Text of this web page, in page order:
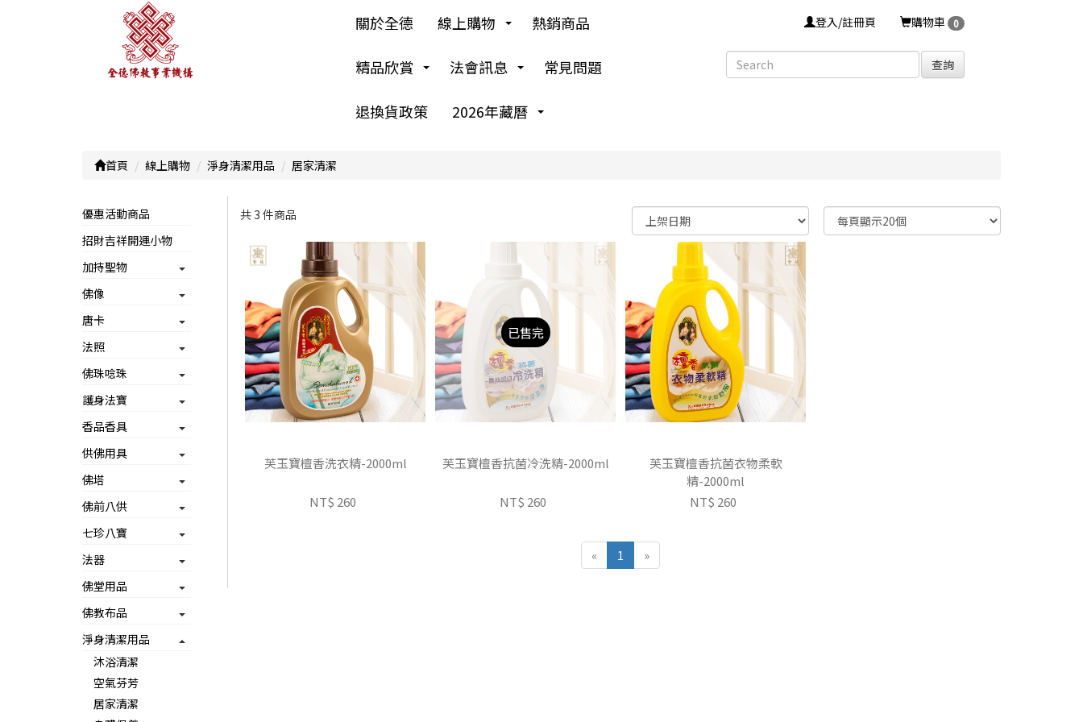
關於全德 線上購物 熱銷商品
精品欣賞 法會訊息 常見問題
退換貨政策 2026年藏曆
登入/註冊頁 購物車 0
查詢
首頁 線上購物 淨身清潔用品 居家清潔
優惠活動商品
招財吉祥開運小物
加持聖物
佛像
唐卡
法照
佛珠唸珠
護身法寶
香品香具
供佛用具
佛塔
佛前八供
七珍八寶
法器
佛堂用品
佛教布品
淨身清潔用品
沐浴清潔
空氣芬芳
居家清潔
共 3 件商品
顯示篩選條件
芙玉寶檀香洗衣精-2000ml
NT$ 260
已售完
芙玉寶檀香抗菌冷洗精-2000ml
NT$ 260
芙玉寶檀香抗菌衣物柔軟
精-2000ml
NT$ 260
« 1 »